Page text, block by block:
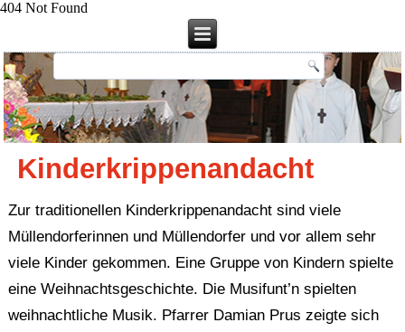
404 Not Found
Kinderkrippenandacht
Zur traditionellen Kinderkrippenandacht sind viele
Müllendorferinnen und Müllendorfer und vor allem sehr
viele Kinder gekommen. Eine Gruppe von Kindern spielte
eine Weihnachtsgeschichte. Die Musifunt’n spielten
weihnachtliche Musik. Pfarrer Damian Prus zeigte sich